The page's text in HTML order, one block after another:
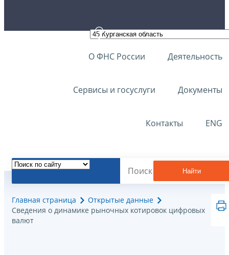
О ФНС России Деятельность
Сервисы и госуслуги Документы
Контакты ENG
Найти
Главная страница
Открытые данные
Сведения о динамике рыночных котировок цифровых
валют